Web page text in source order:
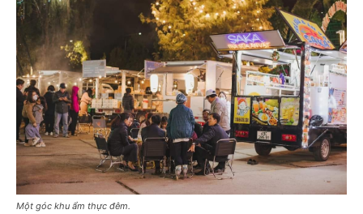
Một góc khu ẩm thực đêm.